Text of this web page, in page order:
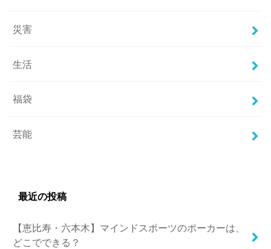
災害
生活
福袋
芸能
最近の投稿
【恵比寿・六本木】マインドスポーツのポーカーは、
どこでできる？